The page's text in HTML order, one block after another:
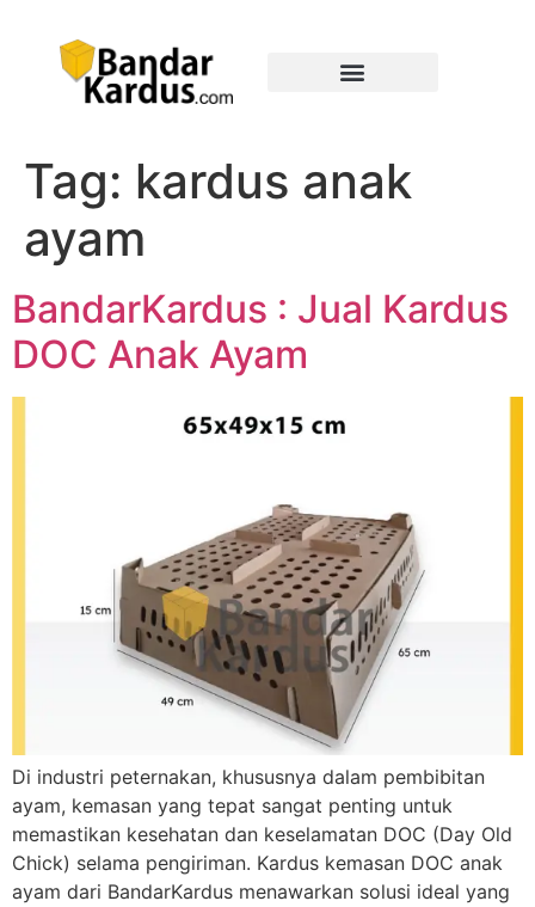
Tag: kardus anak
ayam
BandarKardus : Jual Kardus
DOC Anak Ayam
Di industri peternakan, khususnya dalam pembibitan
ayam, kemasan yang tepat sangat penting untuk
memastikan kesehatan dan keselamatan DOC (Day Old
Chick) selama pengiriman. Kardus kemasan DOC anak
ayam dari BandarKardus menawarkan solusi ideal yang